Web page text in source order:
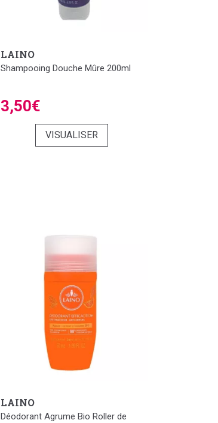
LAINO
Shampooing Douche Mûre 200ml
3,50€
VISUALISER
LAINO
Déodorant Agrume Bio Roller de